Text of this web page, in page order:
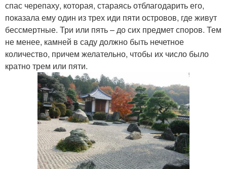
спас черепаху, которая, стараясь отблагодарить его,
показала ему один из трех иди пяти островов, где живут
бессмертные. Три или пять – до сих предмет споров. Тем
не менее, камней в саду должно быть нечетное
количество, причем желательно, чтобы их число было
кратно трем или пяти.